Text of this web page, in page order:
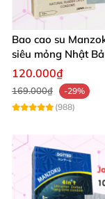
Bao cao su
siêu mỏng Nhật
thời gian an toàn
120.000₫
169.000₫
-29%
(988)